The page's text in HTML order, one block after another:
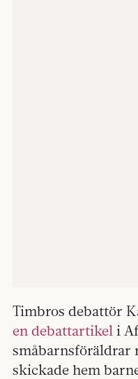
Timbros debattör
en debattartikel i
småbarnsföräldrar
skickade hem